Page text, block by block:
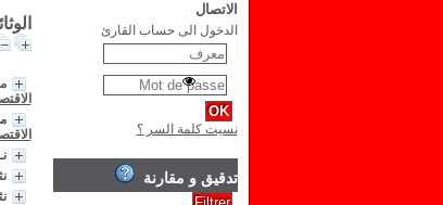
الاتصال
الدخول الى حساب القارئ
نسيت كلمة السر ؟
تدقيق و مقارنة